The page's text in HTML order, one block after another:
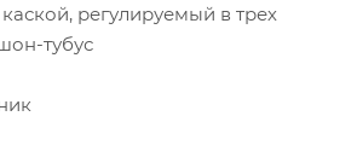
регулируемый в трех
тубус